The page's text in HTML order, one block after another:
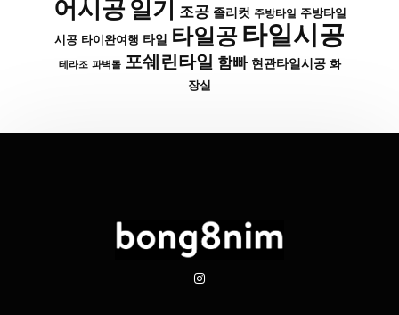
어시공 일기 조공 졸리컷 주방타일 주방타일
시공 타이완여행 타일 타일공타일시공
테라조 파벽돌 포쉐린타일 함빠 현관타일시공 화
장실